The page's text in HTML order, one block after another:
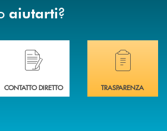
aiutarti?
delle filiali di Banca di Caraglio.
Hai bisogno di assistenza immediata?
CONTATTO DIRETTO
Hai bisogno di
TRASPARENZA